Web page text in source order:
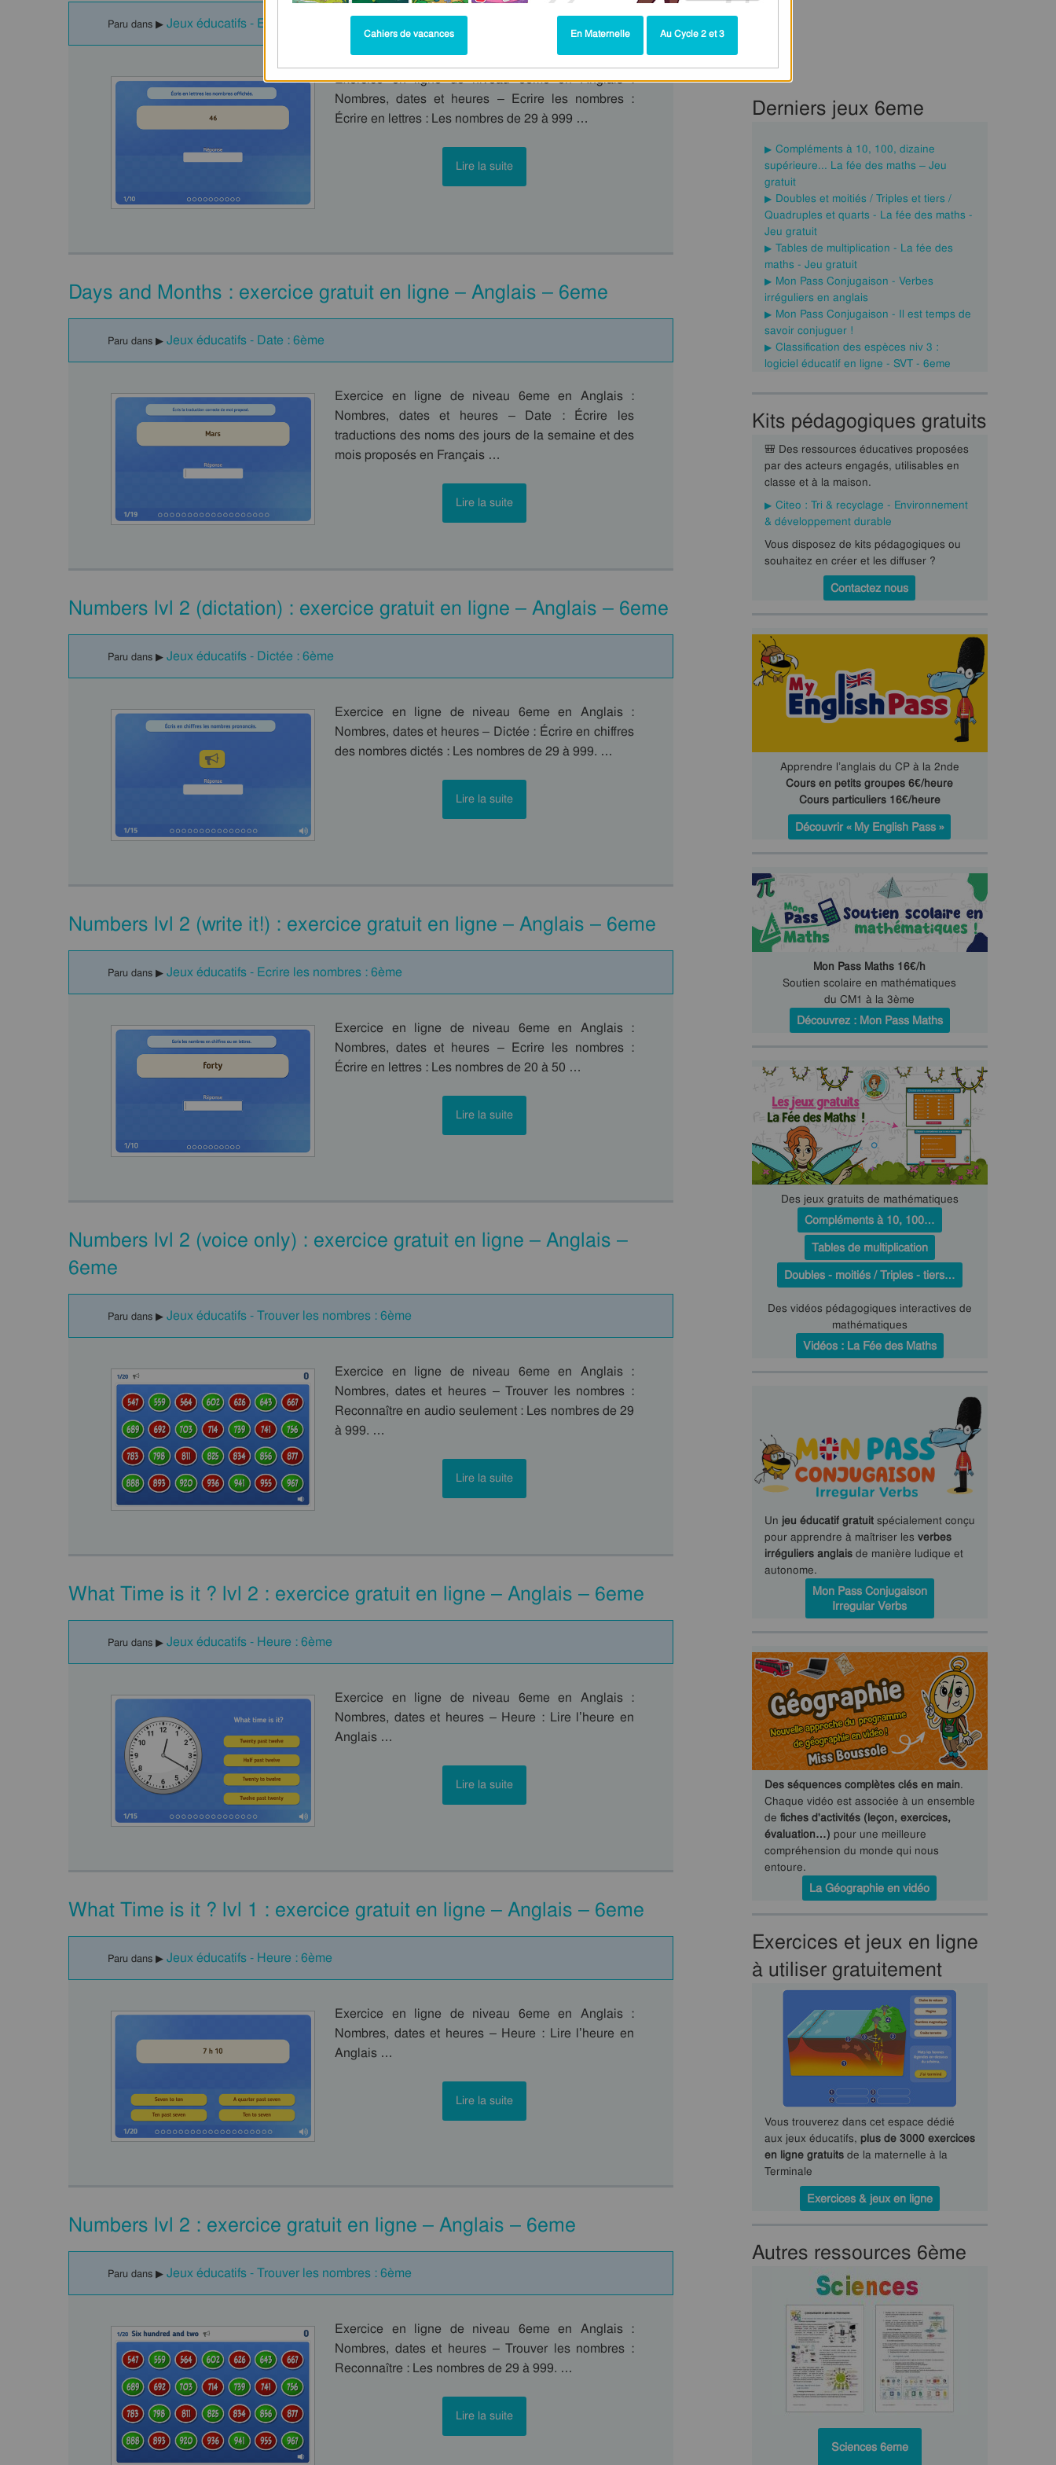
Paru dans ▶ Jeux éducatifs - Ecrire les nombres : 6ème
Exercice en ligne de niveau 6eme en Anglais :
Nombres, dates et heures – Ecrire les nombres :
Écrire en lettres : Les nombres de 29 à 999 …
Lire la suite
Days and Months : exercice gratuit en ligne – Anglais – 6eme
Paru dans ▶ Jeux éducatifs - Date : 6ème
Exercice en ligne de niveau 6eme en Anglais :
Nombres, dates et heures – Date : Écrire les
traductions des noms des jours de la semaine et des
mois proposés en Français …
Lire la suite
Numbers lvl 2 (dictation) : exercice gratuit en ligne – Anglais – 6eme
Paru dans ▶ Jeux éducatifs - Dictée : 6ème
Exercice en ligne de niveau 6eme en Anglais :
Nombres, dates et heures – Dictée : Écrire en chiffres
des nombres dictés : Les nombres de 29 à 999. …
Lire la suite
Numbers lvl 2 (write it!) : exercice gratuit en ligne – Anglais – 6eme
Paru dans ▶ Jeux éducatifs - Ecrire les nombres : 6ème
Exercice en ligne de niveau 6eme en Anglais :
Nombres, dates et heures – Ecrire les nombres :
Écrire en lettres : Les nombres de 20 à 50 …
Lire la suite
Numbers lvl 2 (voice only) : exercice gratuit en ligne – Anglais –
6eme
Paru dans ▶ Jeux éducatifs - Trouver les nombres : 6ème
Exercice en ligne de niveau 6eme en Anglais :
Nombres, dates et heures – Trouver les nombres :
Reconnaître en audio seulement : Les nombres de 29
à 999. …
Lire la suite
What Time is it ? lvl 2 : exercice gratuit en ligne – Anglais – 6eme
Paru dans ▶ Jeux éducatifs - Heure : 6ème
Exercice en ligne de niveau 6eme en Anglais :
Nombres, dates et heures – Heure : Lire l’heure en
Anglais …
Lire la suite
What Time is it ? lvl 1 : exercice gratuit en ligne – Anglais – 6eme
Paru dans ▶ Jeux éducatifs - Heure : 6ème
Exercice en ligne de niveau 6eme en Anglais :
Nombres, dates et heures – Heure : Lire l’heure en
Anglais …
Lire la suite
Numbers lvl 2 : exercice gratuit en ligne – Anglais – 6eme
Paru dans ▶ Jeux éducatifs - Trouver les nombres : 6ème
Exercice en ligne de niveau 6eme en Anglais :
Nombres, dates et heures – Trouver les nombres :
Reconnaître : Les nombres de 29 à 999. …
Lire la suite
Derniers jeux 6eme
Compléments à 10, 100, dizaine
supérieure... La fée des maths – Jeu
gratuit
Doubles et moitiés / Triples et tiers /
Quadruples et quarts - La fée des maths -
Jeu gratuit
Tables de multiplication - La fée des
maths - Jeu gratuit
Mon Pass Conjugaison - Verbes
irréguliers en anglais
Mon Pass Conjugaison - Il est temps de
savoir conjuguer !
Classification des espèces niv 3 :
logiciel éducatif en ligne - SVT - 6eme
Kits pédagogiques gratuits
🎒 Des ressources éducatives proposées
par des acteurs engagés, utilisables en
classe et à la maison.
Citeo : Tri & recyclage - Environnement
& développement durable
Vous disposez de kits pédagogiques ou
souhaitez en créer et les diffuser ?
Contactez nous
Apprendre l’anglais du CP à la 2nde
Cours en petits groupes 6€/heure
Cours particuliers 16€/heure
Découvrir « My English Pass »
Mon Pass Maths 16€/h
Soutien scolaire en mathématiques
du CM1 à la 3ème
Découvrez : Mon Pass Maths
Des jeux gratuits de mathématiques
Compléments à 10, 100…
Tables de multiplication
Doubles - moitiés / Triples - tiers…
Des vidéos pédagogiques interactives de
mathématiques
Vidéos : La Fée des Maths
Un jeu éducatif gratuitspécialement conçu
pour apprendre à maîtriser les verbes
irréguliers anglaisde manière ludique et
autonome.
Mon Pass Conjugaison
Irregular Verbs
Des séquences complètes clés en main.
Chaque vidéo est associée à un ensemble
de fiches d'activités (leçon, exercices,
évaluation…) pour une meilleure
compréhension du monde qui nous
entoure.
La Géographie en vidéo
Exercices et jeux en ligne
à utiliser gratuitement
Vous trouverez dans cet espace dédié
aux jeux éducatifs, plus de 3000 exercices
en ligne gratuitsde la maternelle à la
Terminale
Exercices & jeux en ligne
Autres ressources 6ème
Sciences 6eme
Cahiers de vacances En Maternelle Au Cycle 2 et 3